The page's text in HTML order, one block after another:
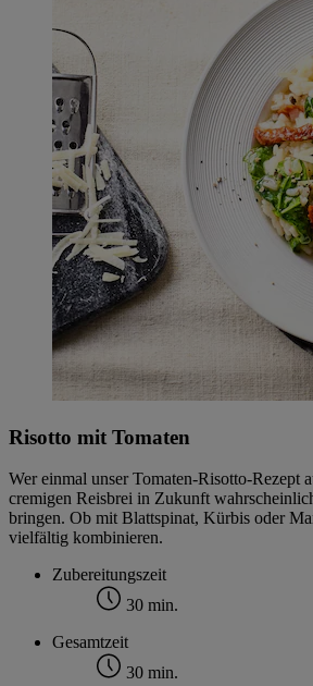
Risotto mit Tomaten
Wer einmal unser Tomaten-Risotto-Rezept
cremigen Reisbrei in Zukunft
bringen. Ob mit Blattspinat, Kürbis oder
vielfältig kombinieren.
Zubereitungszeit
30 min.
Gesamtzeit
30 min.